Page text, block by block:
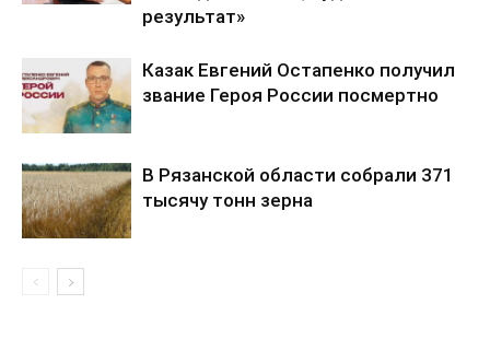
результат»
Казак Евгений Остапенко получил
звание Героя России посмертно
В Рязанской области собрали 371
тысячу тонн зерна